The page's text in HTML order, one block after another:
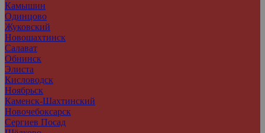
Камышин
Одинцово
Жуковский
Новошахтинск
Салават
Обнинск
Элиста
Кисловодск
Ноябрьск
Каменск-Шахтинский
Новочебоксарск
Сергиев Посад